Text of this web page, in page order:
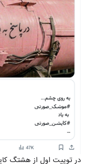
در توییت اول از هشتگ